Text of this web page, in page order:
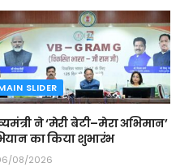
SLIDER
ने ‘मेरी बेटी–मेरा अभिमान’
का किया शुभारंभ
08/2026